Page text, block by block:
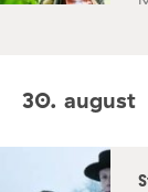
30. august